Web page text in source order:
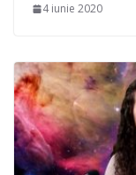
4 iunie 2020